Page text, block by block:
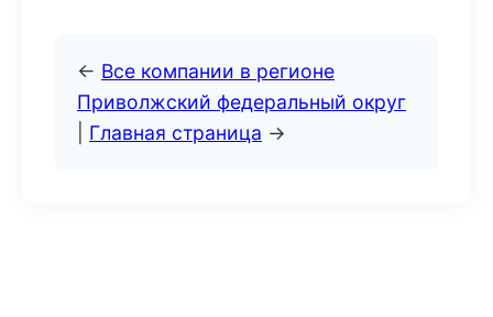
← Все компании в регионе
Приволжский федеральный округ
Главная страница →